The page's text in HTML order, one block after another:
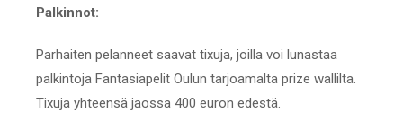
Palkinnot:
Parhaiten pelanneet saavat tixuja, joilla voi lunastaa
palkintoja Fantasiapelit Oulun tarjoamalta prize wallilta.
Tixuja yhteensä jaossa 400 euron edestä.